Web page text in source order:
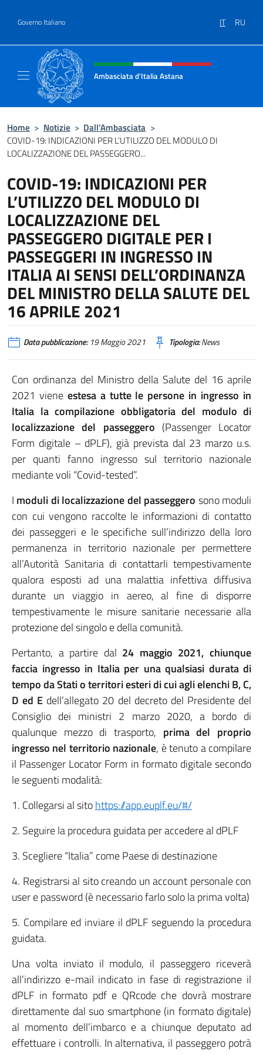
Governo Italiano IT RU
Intestazione sito, social e menù
Ambasciata d'Italia Astana
Home > Notizie > Dall’Ambasciata >
COVID-19: INDICAZIONI PER L’UTILIZZO DEL MODULO DI
LOCALIZZAZIONE DEL PASSEGGERO...
COVID-19: INDICAZIONI PER
L’UTILIZZO DEL MODULO DI
LOCALIZZAZIONE DEL
PASSEGGERO DIGITALE PER I
PASSEGGERI IN INGRESSO IN
ITALIA AI SENSI DELL’ORDINANZA
DEL MINISTRO DELLA SALUTE DEL
16 APRILE 2021
Data pubblicazione:19 Maggio 2021 Tipologia:News
Con ordinanza del Ministro della Salute del 16 aprile
2021 viene estesa a tutte le persone in ingresso in
Italia la compilazione obbligatoria del modulo di
localizzazione del passeggero (Passenger Locator
Form digitale – dPLF), già prevista dal 23 marzo u.s.
per quanti fanno ingresso sul territorio nazionale
mediante voli “Covid-tested”.
I moduli di localizzazione del passeggero sono moduli
con cui vengono raccolte le informazioni di contatto
dei passeggeri e le specifiche sull’indirizzo della loro
permanenza in territorio nazionale per permettere
all’Autorità Sanitaria di contattarli tempestivamente
qualora esposti ad una malattia infettiva diffusiva
durante un viaggio in aereo, al fine di disporre
tempestivamente le misure sanitarie necessarie alla
protezione del singolo e della comunità.
Pertanto, a partire dal 24 maggio 2021, chiunque
faccia ingresso in Italia per una qualsiasi durata di
tempo da Stati o territori esteri di cui agli elenchi B, C,
D ed E dell’allegato 20 del decreto del Presidente del
Consiglio dei ministri 2 marzo 2020, a bordo di
qualunque mezzo di trasporto, prima del proprio
ingresso nel territorio nazionale, è tenuto a compilare
il Passenger Locator Form in formato digitale secondo
le seguenti modalità:
1. Collegarsi al sitohttps://app.euplf.eu/#/
2. Seguire la procedura guidata per accedere al dPLF
3. Scegliere “Italia” come Paese di destinazione
4. Registrarsi al sito creando un account personale con
user e password (è necessario farlo solo la prima volta)
5. Compilare ed inviare il dPLF seguendo la procedura
guidata.
Una volta inviato il modulo, il passeggero riceverà
all’indirizzo e-mail indicato in fase di registrazione il
dPLF in formato pdf e QRcode che dovrà mostrare
direttamente dal suo smartphone (in formato digitale)
al momento dell’imbarco e a chiunque deputato ad
effettuare i controlli. In alternativa, il passeggero potrà